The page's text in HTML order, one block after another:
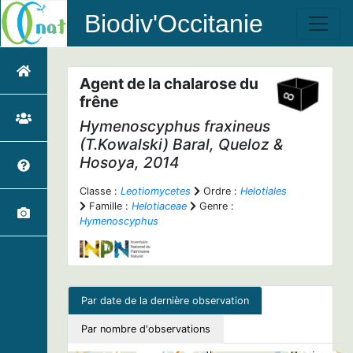
Biodiv'Occitanie
Agent de la chalarose du
frêne
Hymenoscyphus fraxineus
(T.Kowalski) Baral, Queloz &
Hosoya, 2014
Classe : Leotiomycetes Ordre : Helotiales
Famille : Helotiaceae
Genre :
Hymenoscyphus
Par date de la dernière observation
Par nombre d'observations